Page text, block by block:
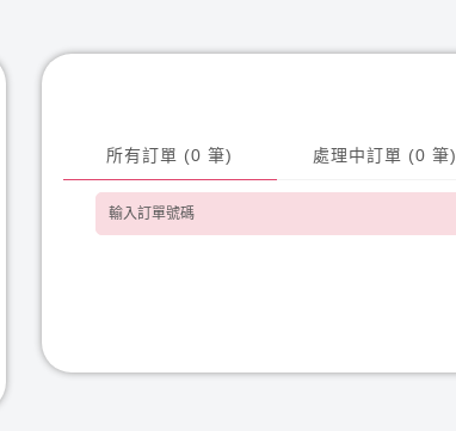
所有訂單 (0 筆) 處理中訂單 (0 筆)